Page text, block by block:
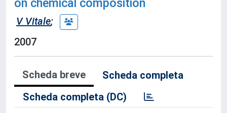
on chemical composition
V Vitale;
2007
Scheda breve
Scheda completa
Scheda completa (DC)